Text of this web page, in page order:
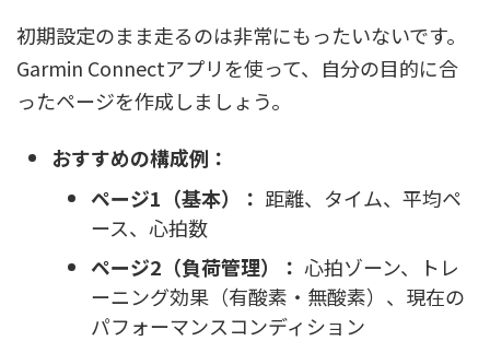
初期設定のまま走るのは非常にもったいないです。
Garmin Connectアプリを使って、自分の目的に合
ったページを作成しましょう。
おすすめの構成例：
ページ1（基本）： 距離、タイム、平均ペ
ース、心拍数
ページ2（負荷管理）： 心拍ゾーン、トレ
ーニング効果（有酸素・無酸素）、現在の
パフォーマンスコンディション